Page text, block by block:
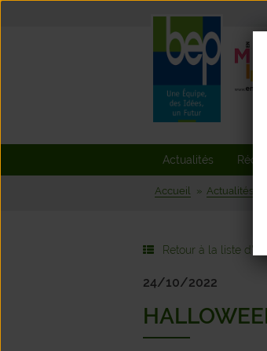
Actualités
Accueil Actualités &
Retour à la liste
24/10/2022